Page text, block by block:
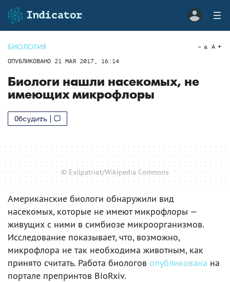
БИОЛОГИЯ
ОПУБЛИКОВАНО 21 МАЯ 2017, 16:14
a A
Биологи нашли насекомых, не
имеющих микрофлоры
Обсудить
© Exilpatriot/Wikipedia Commons
Американские биологи обнаружили вид
насекомых, которые не имеют микрофлоры —
живущих с ними в симбиозе микроорганизмов.
Исследование показывает, что, возможно,
микрофлора не так необходима животным, как
принято считать. Работа биологов опубликована на
портале препринтов BioRxiv.